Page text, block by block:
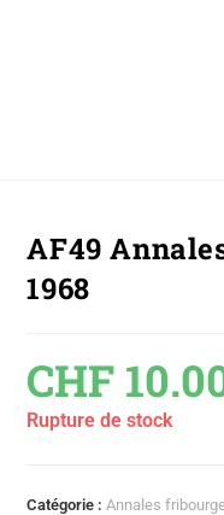
AF49
1968
CHF
Rupture de stock
Catégorie :Annales